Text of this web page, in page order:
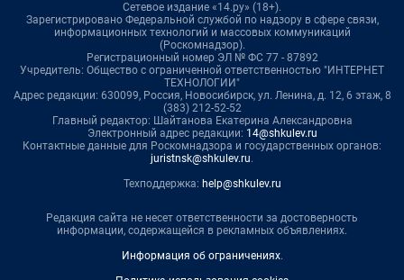
Сетевое издание «14.ру» (18+).
Зарегистрировано Федеральной службой по надзору в сфере связи,
информационных технологий и массовых коммуникаций
(Роскомнадзор).
Регистрационный номер ЭЛ № ФС 77 - 87892
Учредитель: Общество с ограниченной ответственностью "ИНТЕРНЕТ
ТЕХНОЛОГИИ"
Адрес редакции: 630099, Россия, Новосибирск, ул. Ленина, д. 12, 6 этаж, 8
(383) 212-52-52
Главный редактор: Шайтанова Екатерина Александровна
Электронный адрес редакции: 14@shkulev.ru
Контактные данные для Роскомнадзора и государственных органов:
juristnsk@shkulev.ru.
Техподдержка: help@shkulev.ru
Редакция сайта не несет ответственности за достоверность
информации, содержащейся в рекламных объявлениях.
Информация об ограничениях.